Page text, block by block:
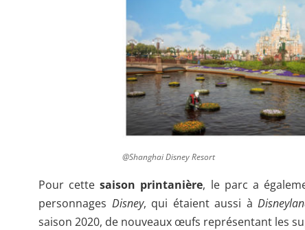
@Shanghai Disney Resort
Pour cettesaison printanière, le parc a
personnages Disney, qui étaient aussi à
saison 2020, de nouveaux œufs représentant les